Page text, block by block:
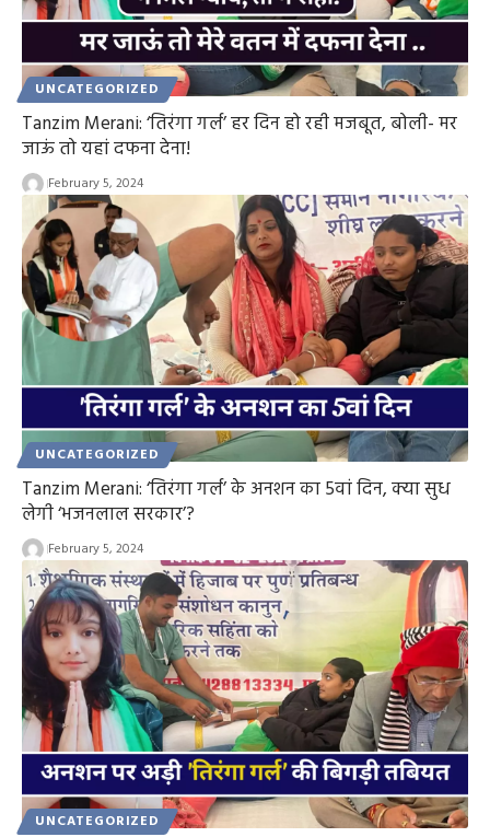
UNCATEGORIZED
Tanzim Merani: ‘तिरंगा गर्ल’ हर दिन हो रही मजबूत, बोली- मर
जाऊं तो यहां दफना देना!
February 5, 2024
UNCATEGORIZED
Tanzim Merani: ‘तिरंगा गर्ल’ के अनशन का 5वां दिन, क्या सुध
लेगी ‘भजनलाल सरकार’?
February 5, 2024
UNCATEGORIZED